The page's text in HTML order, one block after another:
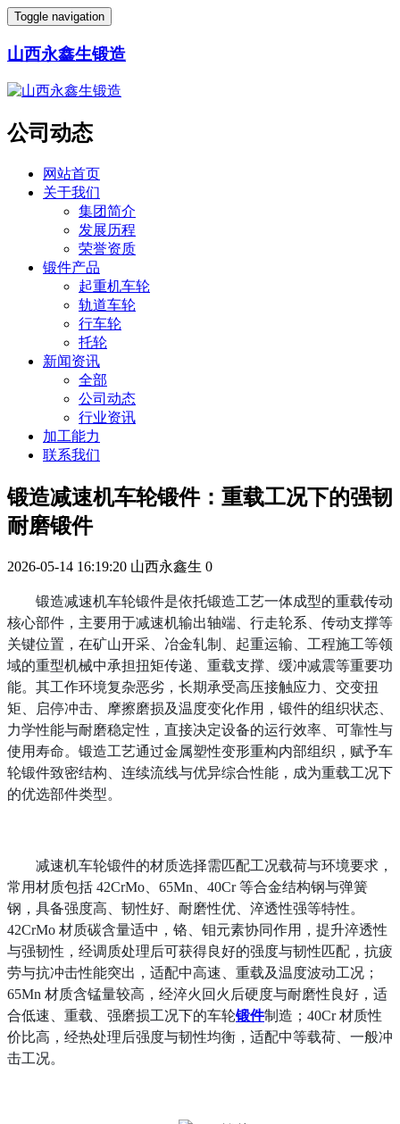
Toggle navigation
山西永鑫生锻造
公司动态
网站首页
关于我们
集团简介
发展历程
荣誉资质
锻件产品
起重机车轮
轨道车轮
行车轮
托轮
新闻资讯
全部
公司动态
行业资讯
加工能力
联系我们
锻造减速机车轮锻件：重载工况下的强韧
耐磨锻件
2026-05-14 16:19:20 山西永鑫生 0
锻造减速机车轮锻件是依托锻造工艺一体成型的重载传动
核心部件，主要用于减速机输出轴端、行走轮系、传动支撑等
关键位置，在矿山开采、冶金轧制、起重运输、工程施工等领
域的重型机械中承担扭矩传递、重载支撑、缓冲减震等重要功
能。其工作环境复杂恶劣，长期承受高压接触应力、交变扭
矩、启停冲击、摩擦磨损及温度变化作用，锻件的组织状态、
力学性能与耐磨稳定性，直接决定设备的运行效率、可靠性与
使用寿命。锻造工艺通过金属塑性变形重构内部组织，赋予车
轮锻件致密结构、连续流线与优异综合性能，成为重载工况下
的优选部件类型。
减速机车轮锻件的材质选择需匹配工况载荷与环境要求，
常用材质包括 42CrMo、65Mn、40Cr 等合金结构钢与弹簧
钢，具备强度高、韧性好、耐磨性优、淬透性强等特性。
42CrMo 材质碳含量适中，铬、钼元素协同作用，提升淬透性
与强韧性，经调质处理后可获得良好的强度与韧性匹配，抗疲
劳与抗冲击性能突出，适配中高速、重载及温度波动工况；
65Mn 材质含锰量较高，经淬火回火后硬度与耐磨性良好，适
合低速、重载、强磨损工况下的车轮锻件制造；40Cr 材质性
价比高，经热处理后强度与韧性均衡，适配中等载荷、一般冲
击工况。